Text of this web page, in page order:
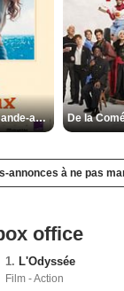
Les Matins merveilleux Bande-annonce VF
annonces à ne pas
office
1. L'Odyssée
Film - Action